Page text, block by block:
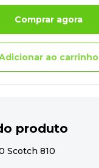
Comprar agora
ao carrinho
produto
Scotch 810